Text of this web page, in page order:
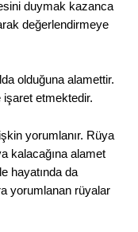
duymak kazanca
değerlendirmeye
olduğuna alamettir.
işaret etmektedir.
yorumlanır. Rüya
kalacağına alamet
hayatında da
yorumlanan rüyalar